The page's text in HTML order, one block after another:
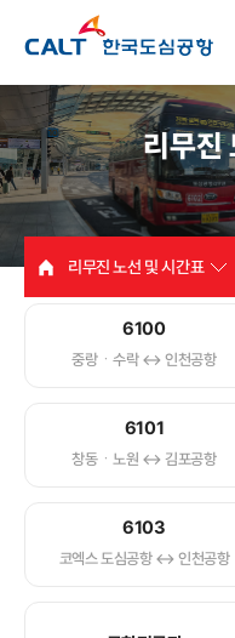
리무진
리무진 노선 및 시간표
6100
중랑ㆍ수락 ↔ 인천공항
6101
창동ㆍ노원 ↔ 김포공항
6103
코엑스 도심공항 ↔ 인천공항